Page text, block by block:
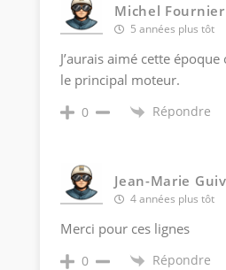
Michel Fournier
5 années plus tôt
J’aurais aimé cette
le principal moteur.
0 Répondre
Jean-Marie
4 années plus tôt
Merci pour ces lignes
0 Répondre